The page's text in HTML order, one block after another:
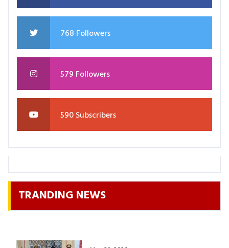
768 Followers
579 Followers
590 Subscribers
TRANDING NEWS